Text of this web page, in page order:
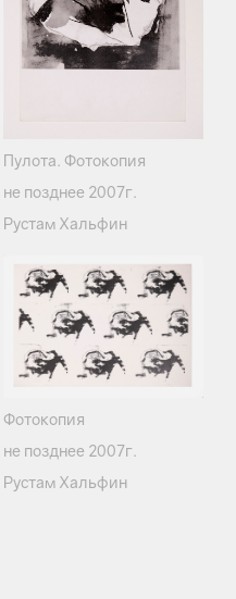
Пулота. Фотокопия
не позднее 2007г.
Рустам Хальфин
Фотокопия
не позднее 2007г.
Рустам Хальфин